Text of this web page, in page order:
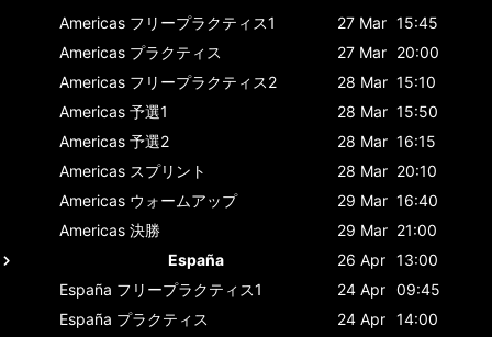
Americas フリープラクティス1 27 Mar 15:45
Americas プラクティス 27 Mar 20:00
Americas フリープラクティス2 28 Mar 15:10
Americas 予選1 28 Mar 15:50
Americas 予選2 28 Mar 16:15
Americas スプリント 28 Mar 20:10
Americas ウォームアップ 29 Mar 16:40
Americas 決勝 29 Mar 21:00
España
26 Apr 13:00
España フリープラクティス1 24 Apr 09:45
España プラクティス 24 Apr 14:00